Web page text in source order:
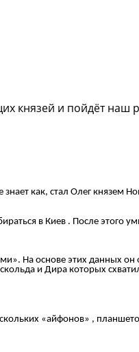
князей и пойдёт наш
как, стал Олег князем
в Киев . После этого
На основе этих данных он
и Дира которых
«айфонов» ,